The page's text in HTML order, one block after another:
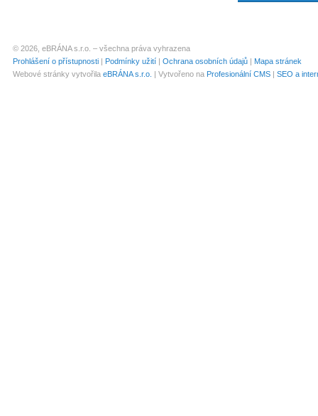
© 2026, eBRÁNA s.r.o. – všechna práva vyhrazena
Prohlášení o přístupnosti | Podmínky užití | Ochrana osobních údajů | Mapa stránek
Webové stránky vytvořila eBRÁNA s.r.o. | Vytvořeno na Profesionální CMS | SEO a